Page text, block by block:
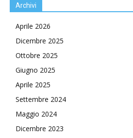
Archivi
Aprile 2026
Dicembre 2025
Ottobre 2025
Giugno 2025
Aprile 2025
Settembre 2024
Maggio 2024
Dicembre 2023